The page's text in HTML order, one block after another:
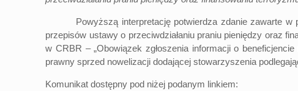
Powyższą interpretację potwierdza zdanie zawarte w
przepisów ustawy o przeciwdziałaniu praniu pieniędzy oraz
w CRBR – „Obowiązek zgłoszenia informacji o
prawny sprzed nowelizacji dodającej stowarzyszenia
Komunikat dostępny pod niżej podanym linkiem: